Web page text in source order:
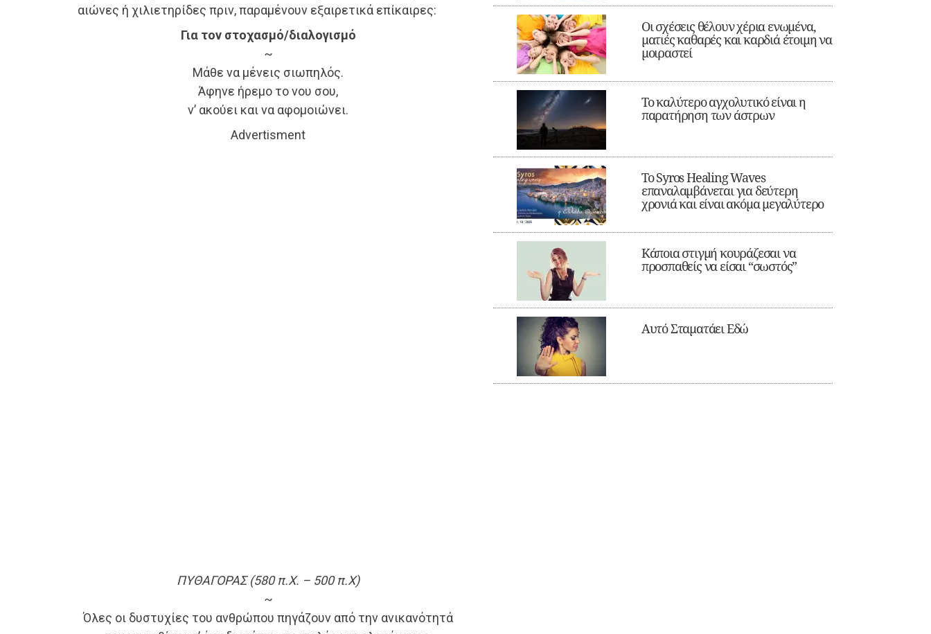
αιώνες ή χιλιετηρίδες πριν, παραμένουν εξαιρετικά επίκαιρες:
Για τον στοχασμό/διαλογισμό
~
Μάθε να μένεις σιωπηλός.
Άφηνε ήρεμο το νου σου,
ν’ ακούει και να αφομοιώνει.
Advertisment
ΠΥΘΑΓΟΡΑΣ (580 π.Χ. – 500 π.Χ)
~
Όλες οι δυστυχίες του ανθρώπου πηγάζουν από την ανικανότητά
Οι σχέσεις θέλουν χέρια ενωμένα,
ματιές καθαρές και καρδιά έτοιμη να
μοιραστεί
Το καλύτερο αγχολυτικό είναι η
παρατήρηση των άστρων
Το Syros Healing Waves
επαναλαμβάνεται για δεύτερη
χρονιά και είναι ακόμα μεγαλύτερο
Κάποια στιγμή κουράζεσαι να
προσπαθείς να είσαι “σωστός”
Αυτό Σταματάει Εδώ